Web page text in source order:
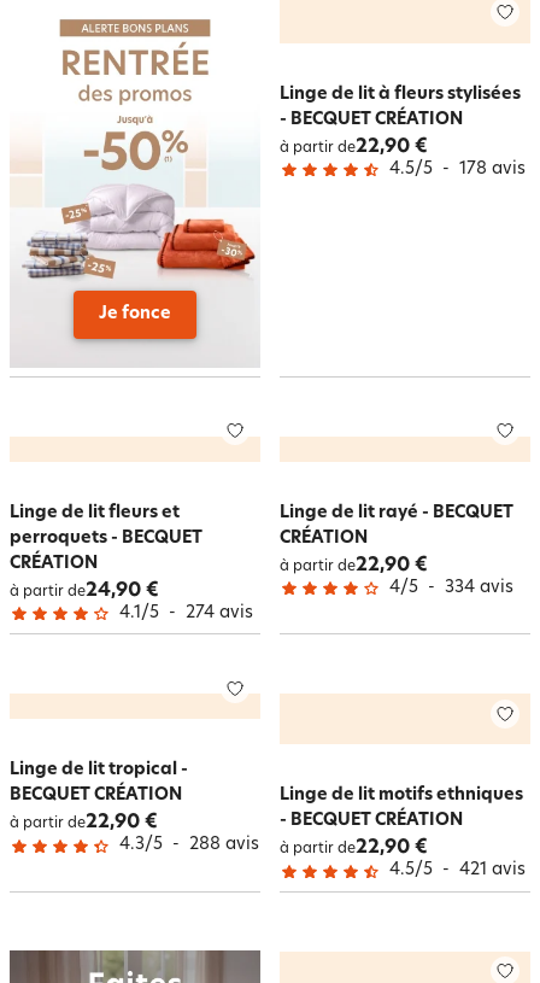
Linge de lit à fleurs stylisées
- BECQUET CRÉATION
à partir de22,90 €
4.5/5 - 178 avis
Linge de lit fleurs et
perroquets - BECQUET
CRÉATION
à partir de24,90 €
4.1 /5 - 274 avis
Linge de lit rayé - BECQUET
CRÉATION
à partir de22,90 €
4/5 - 334 avis
Linge de lit tropical -
BECQUET CRÉATION
à partir de22,90 €
4.3/5 - 288 avis
Linge de lit motifs ethniques
- BECQUET CRÉATION
à partir de22,90 €
4.5/5 - 421 avis
Je fonce